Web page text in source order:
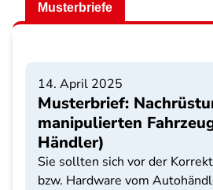
Musterbriefe
14. April 2025
Musterbrief:
manipulierten
Händler)
Sie sollten sich vor der
bzw. Hardware vom